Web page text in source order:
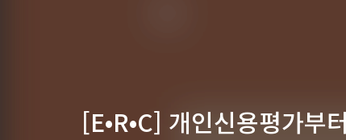
[E•R•C] 개인신용평가부